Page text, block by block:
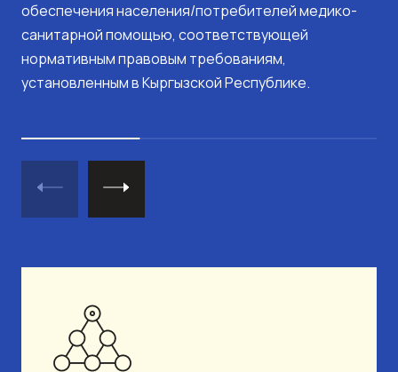
обеспечения населения/потребителей медико-
санитарной помощью, соответствующей
нормативным правовым требованиям,
установленным в Кыргызской Республике.